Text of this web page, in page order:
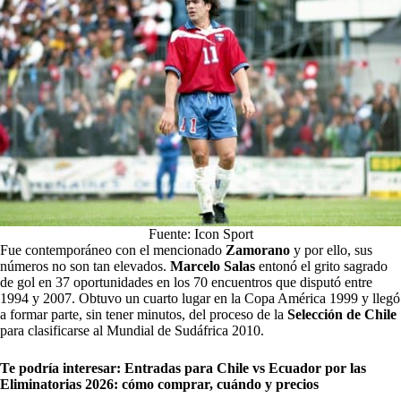
Fuente: Icon Sport
Fue contemporáneo con el mencionado Zamorano y por ello, sus
números no son tan elevados. Marcelo Salas entonó el grito sagrado
de gol en 37 oportunidades en los 70 encuentros que disputó entre
1994 y 2007. Obtuvo un cuarto lugar en la Copa América 1999 y llegó
a formar parte, sin tener minutos, del proceso de la Selección de Chile
para clasificarse al Mundial de Sudáfrica 2010.
Te podría interesar: Entradas para Chile vs Ecuador por las
Eliminatorias 2026: cómo comprar, cuándo y precios